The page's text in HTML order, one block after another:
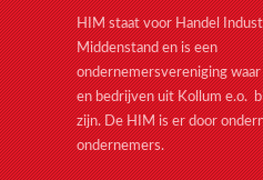
HIM staat voor Handel
Middenstand en is een
ondernemersvereniging
en bedrijven uit Kollum e.o.
zijn. De HIM is er door
ondernemers.